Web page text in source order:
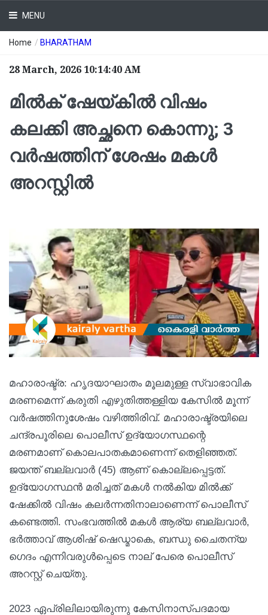
MENU
Home / BHARATHAM
28 March, 2026 10:14:40 AM
മിൽക് ഷേയ്കിൽ വിഷം
കലക്കി അച്ഛനെ കൊന്നു; 3
വർഷത്തിന് ശേഷം മകൾ
അറസ്റ്റിൽ
മഹാരാഷ്ട്ര: ഹൃദയാഘാതം മൂലമുള്ള സ്വാഭാവിക
മരണമെന്ന് കരുതി എഴുതിത്തള്ളിയ കേസിൽ മൂന്ന്
വർഷത്തിനുശേഷം വഴിത്തിരിവ്. മഹാരാഷ്ട്രയിലെ
ചന്ദ്രപൂരിലെ പൊലീസ് ഉദ്യോഗസ്ഥന്റെ
മരണമാണ് കൊലപാതകമാണെന്ന് തെളിഞ്ഞത്.
ജയന്ത് ബല്ലവാർ (45) ആണ് കൊല്ലപ്പെട്ടത്.
ഉദ്യോഗസ്ഥൻ മരിച്ചത് മകൾ നൽകിയ മിൽക്ക്
ഷേക്കിൽ വിഷം കലർന്നതിനാലാണെന്ന് പൊലീസ്
കണ്ടെത്തി. സംഭവത്തിൽ മകൾ ആര്യ ബല്ലവാർ,
ഭർത്താവ് ആശിഷ് ഷെഡ്മാകെ, ബന്ധു ചൈതന്യ
ഗെദം എന്നിവരുൾപ്പെടെ നാല് പേരെ പൊലീസ്
അറസ്റ്റ് ചെയ്തു.
2023 ഏപ്രിലിലായിരുന്നു കേസിനാസ്പദമായ